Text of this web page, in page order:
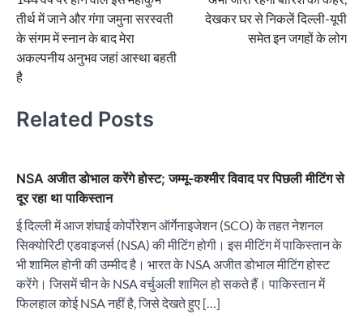
navigation
तीर्थ में जाने और गंगा जमुना सरस्वती
के संगम में स्नान के बाद मेरा
अकल्पनीय अनुभव जहां आस्था बहती
है
देखकर घर से निकलें दिल्ली-यूपी
समेत इन जगहों के लोग
Related Posts
NSA अजीत डोभाल करेंगे होस्ट; जम्मू-कश्मीर विवाद पर पिछली मीटिंग से
दूर रहा था पाकिस्तान
ई दिल्ली में आज शंघाई कोर्पोरेशन ऑर्गेनाइजेशन (SCO) के तहत नेशनल
सिक्योरिटी एडवाइजर्स (NSA) की मीटिंग होगी। इस मीटिंग में पाकिस्तान के
भी शामिल होनी की उम्मीद है। भारत के NSA अजीत डोभाल मीटिंग होस्ट
करेंगे। जिसमें चीन के NSA वर्चुअली शामिल हो सकते हैं। पाकिस्तान में
फिलहाल कोई NSA नहीं है, जिसे देखते हुए […]